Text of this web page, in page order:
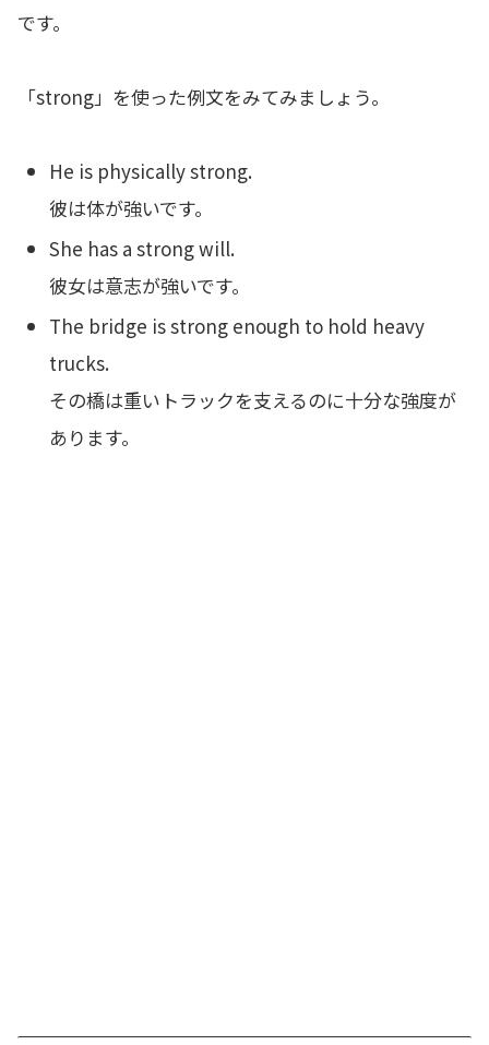
です。
「strong」を使った例文をみてみましょう。
He is physically strong.
彼は体が強いです。
She has a strong will.
彼女は意志が強いです。
The bridge is strong enough to hold heavy
trucks.
その橋は重いトラックを支えるのに十分な強度が
あります。